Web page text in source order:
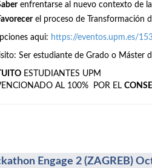
enfrentarse al nuevo contexto de la
el proceso de Transformación
aqui: https://eventos.upm.es/
Ser estudiante de Grado o Máster
ESTUDIANTES UPM
AL 100% POR EL
Engage 2 (ZAGREB)